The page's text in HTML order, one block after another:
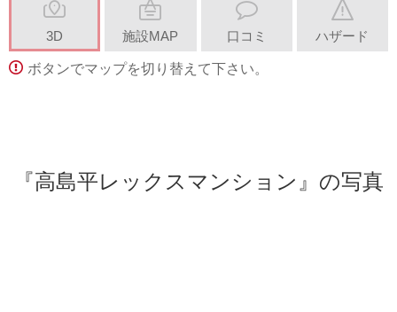
3D 施設MAP 口コミ ハザード
ボタンでマップを切り替えて下さい。
『高島平レックスマンション』の写真